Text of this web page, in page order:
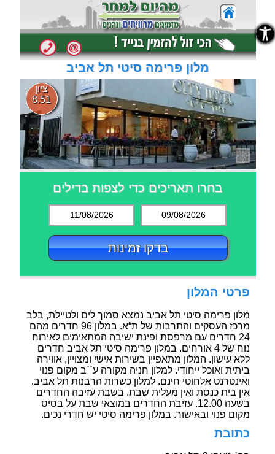
מלון פרימה סיטי תל אביב
ציון
8.51
בחרו תאריכים כדי לצפות בדילים
11/08/2026 09/08/2026
בדקו זמינות
פרטי המלון
מלון פרימה סיטי תל אביב נמצא סמוך לים ולטיילת, בלב
מרכז העסקים והתרבות של ת“א. במלון 96 חדרים מהם
24 חדרים עם מרפסת ופינת ישיבה המתאימים לאירוח
נוח של 4 אורחים. במלון פרימה סיטי תל אביב חדרים
ללא עישון. המלון מתאפיין בשירות אישי ומצויין, אווירה
ביתית ואוכל ייחודי. למלון חניה מקורה ע``ב מקום פנוי
ואינטרנט אלחוטי חינם. למלון כשרות הרבנות תל אביב.
אין בית כנסת ואין מעלית שבת. בשבת עזיבה החדרים
בשעה 12.00. עזיבת החדרים במוצאי שבת על בסיס
מקום פנוי ובאישור. במלון פרימה סיטי יש חדרי נכים.
כתובת
נגישות
נגישות